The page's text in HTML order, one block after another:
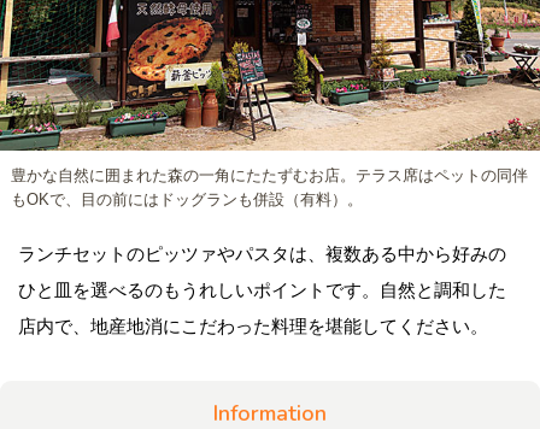
豊かな自然に囲まれた森の一角にたたずむお店。テラス席はペットの同伴
もOKで、目の前にはドッグランも併設（有料）。
ランチセットのピッツァやパスタは、複数ある中から好みの
ひと皿を選べるのもうれしいポイントです。自然と調和した
店内で、地産地消にこだわった料理を堪能してください。
Information